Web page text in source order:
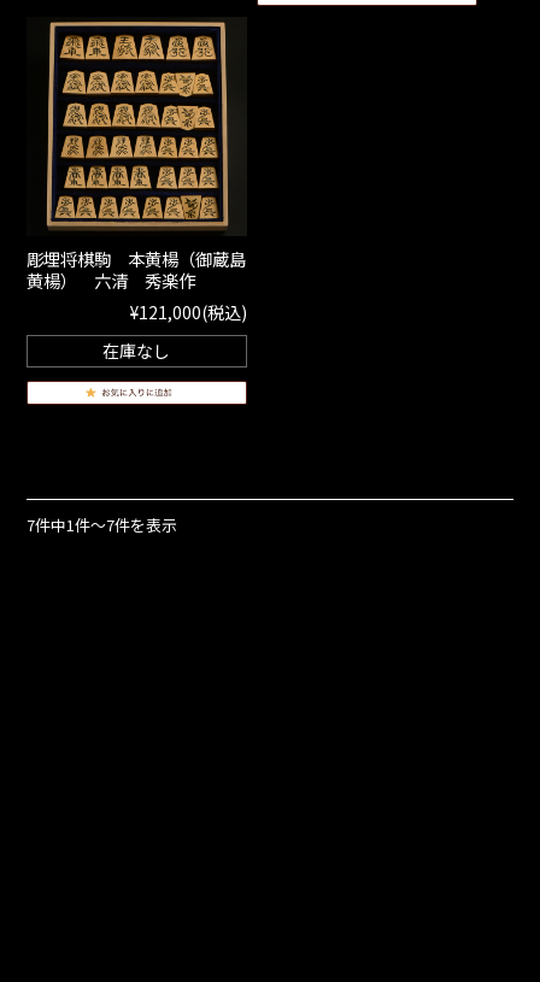
彫埋将棋駒 本黄楊（御蔵島
黄楊） 六清 秀楽作
¥121,000(税込)
在庫なし
7件中1件～7件を表示